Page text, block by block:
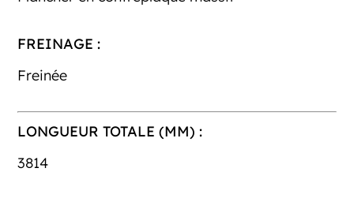
FREINAGE :
Freinée
LONGUEUR TOTALE (MM) :
3814